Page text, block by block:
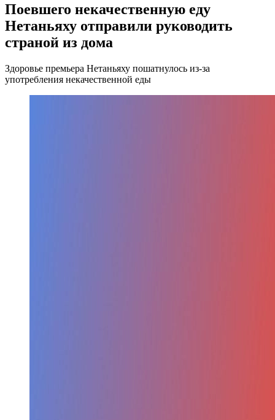
Поевшего некачественную еду
Нетаньяху отправили руководить
страной из дома
Здоровье премьера Нетаньяху пошатнулось из-за
употребления некачественной еды